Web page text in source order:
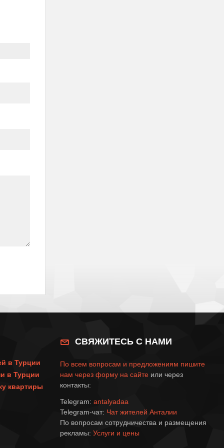
в Турции
в Турции
квартиры
СВЯЖИТЕСЬ С НАМИ
По всем вопросам и предложениям пишите
нам через форму на сайтеили через
контакты:
Telegram: antalyadaa
Telegram-чат: Чат жителей Анталии
По вопросам сотрудничества и размещения
рекламы: Услуги и цены